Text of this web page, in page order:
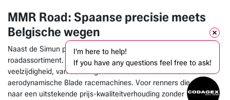
MMR Road: Spaanse precisie meets
Belgische wegen
Naast de Simun presenteerde Codagex het volledige MMR-
roadassortiment. Het Spaanse merk combineert race-DNA met
veelzijdigheid, van de lichtgewicht Adrenaline klimmers tot de
aerodynamische Blade racemachines. Voor renners die zoeken
naar een uitstekende prijs-kwaliteitverhouding zonder
I'm here to help!
If you have any questions feel free to ask!